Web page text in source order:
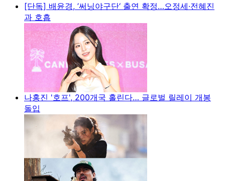
[단독] 배윤경, ’써닝야구단‘ 출연 확정…오정세·전혜진
과 호흡
나홍진 '호프', 200개국 홀린다… 글로벌 릴레이 개봉
돌입